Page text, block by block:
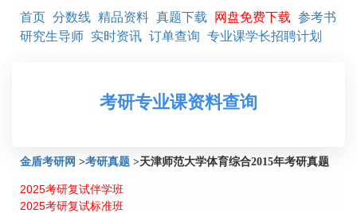
首页 分数线 精品资料 真题下载 网盘免费下载 参考书
研究生导师 实时资讯 订单查询 专业课学长招聘计划
考研专业课资料查询
金盾考研网 >考研真题 >天津师范大学体育综合2015年考研真题
2025考研复试伴学班
2025考研复试标准班